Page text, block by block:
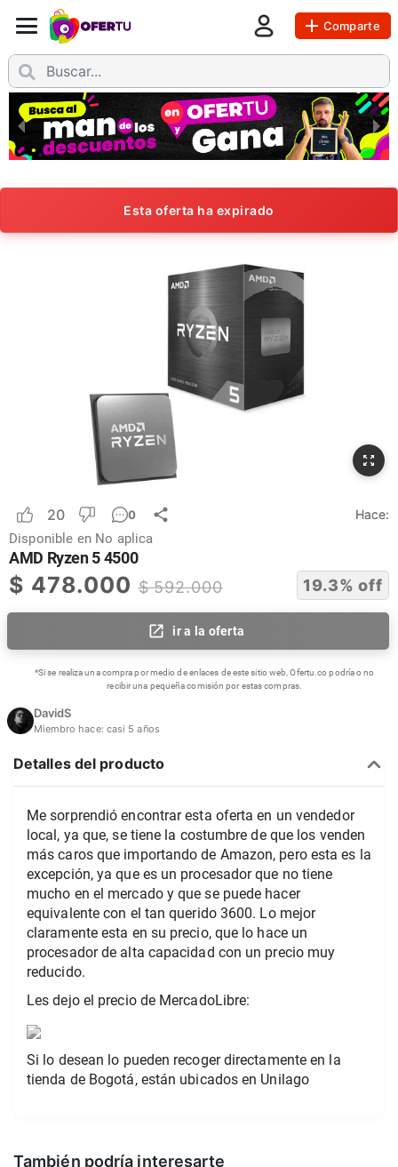
Comparte
Esta oferta ha expirado
20 0 Hace:
Disponible en No aplica
AMD Ryzen 5 4500
$ 478.000 $592.000 19.3% off
ir a la oferta
*Si se realiza una compra por medio de enlaces de este sitio web, Ofertu.co podría o no
recibir una pequeña comisión por estas compras.
DavidS
Miembro hace: casi 5 años
Detalles del producto
Me sorprendió encontrar esta oferta en un vendedor
local, ya que, se tiene la costumbre de que los venden
más caros que importando de Amazon, pero esta es la
excepción, ya que es un procesador que no tiene
mucho en el mercado y que se puede hacer
equivalente con el tan querido 3600. Lo mejor
claramente esta en su precio, que lo hace un
procesador de alta capacidad con un precio muy
reducido.
Les dejo el precio de MercadoLibre:
Si lo desean lo pueden recoger directamente en la
tienda de Bogotá, están ubicados en Unilago
También podría interesarte